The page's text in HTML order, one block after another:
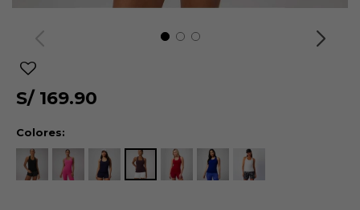
S/ 169.90
Colores: